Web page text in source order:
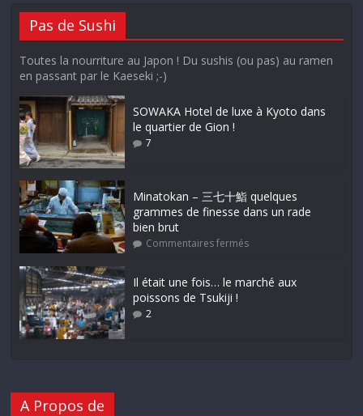
Pas de Sushi
Toutes la nourriture au Japon ! Du sushis (ou pas) au ramen
en passant par le Kaeseki ;-)
SOWAKA Hotel de luxe à Kyoto dans
le quartier de Gion !
7
Minatokan – 三七十鮨 quelques
grammes de finesse dans un rade
bien brut
Commentaires fermés
Il était une fois… le marché aux
poissons de Tsukiji !
2
A Propos de